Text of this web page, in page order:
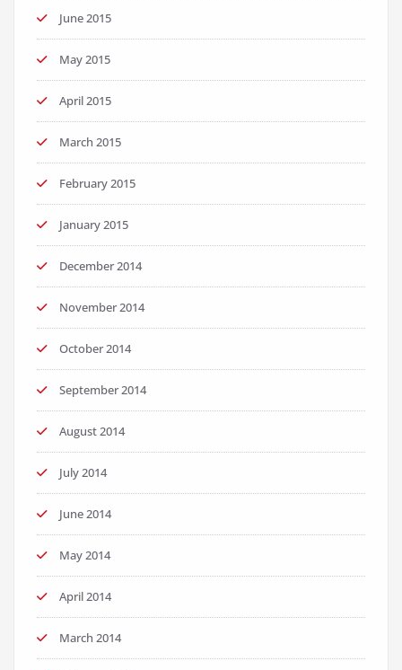
June 2015
May 2015
April 2015
March 2015
February 2015
January 2015
December 2014
November 2014
October 2014
September 2014
August 2014
July 2014
June 2014
May 2014
April 2014
March 2014